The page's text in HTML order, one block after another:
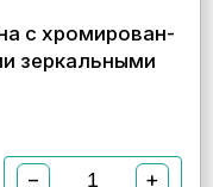
с хромирован-
зеркальными
− +